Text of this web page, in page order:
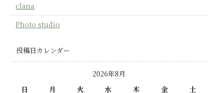
clana
Photo studio
投稿日カレンダー
2026年8月
日
月 火 水 木 金 土